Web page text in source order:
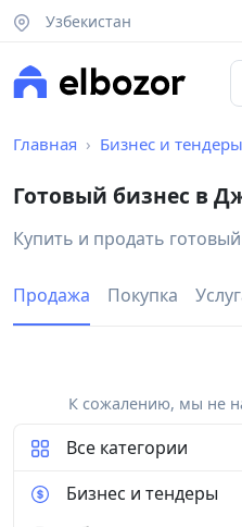
Узбекистан
Главная Бизнес и тендеры
Готовый бизнес в
Купить и продать
Продажа Покупка
К сожалению, мы не
Все категории
Бизнес и тендеры